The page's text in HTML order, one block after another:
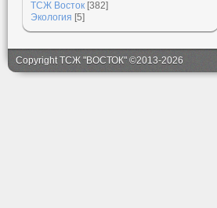
ТСЖ Восток [382]
Экология [5]
Copyright ТСЖ "ВОСТОК" ©2013-2026